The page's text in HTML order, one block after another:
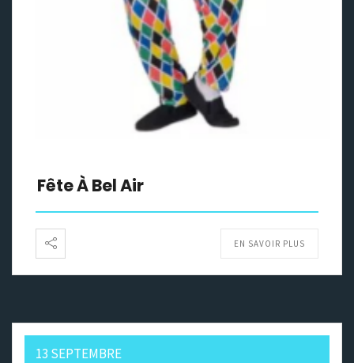
Fête À Bel Air
EN SAVOIR PLUS
13 SEPTEMBRE